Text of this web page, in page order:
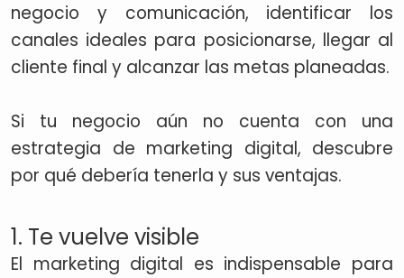
negocio y comunicación, identificar los
canales ideales para posicionarse, llegar al
cliente final y alcanzar las metas planeadas.
Si tu negocio aún no cuenta con una
estrategia de marketing digital, descubre
por qué debería tenerla y sus ventajas.
1. Te vuelve visible
El marketing digital es indispensable para